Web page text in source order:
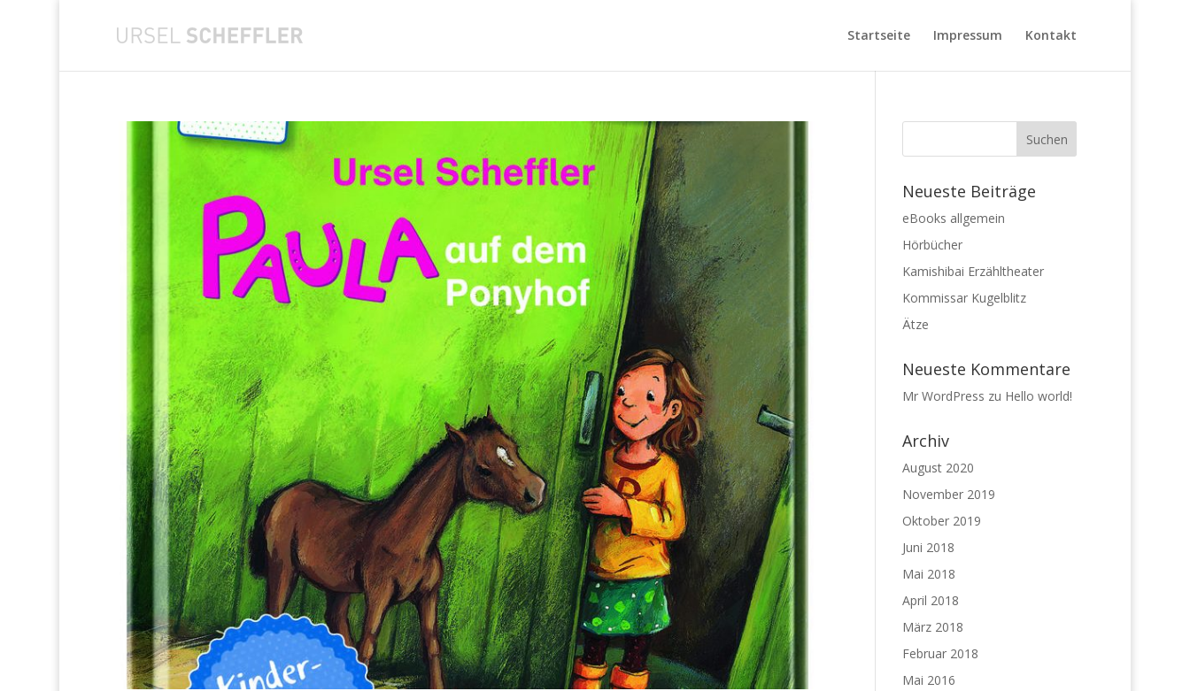
Startseite Impressum Kontakt
Neueste Beiträge
eBooks allgemein
Hörbücher
Kamishibai Erzähltheater
Kommissar Kugelblitz
Ätze
Neueste Kommentare
Mr WordPress zu Hello world!
Archiv
August 2020
November 2019
Oktober 2019
Juni 2018
Mai 2018
April 2018
März 2018
Februar 2018
Mai 2016